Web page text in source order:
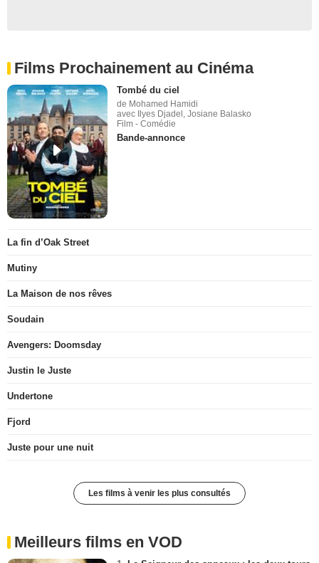
Films Prochainement au Cinéma
Tombé du ciel
de Mohamed Hamidi
avec Ilyes Djadel, Josiane Balasko
Film - Comédie
Bande-annonce
La fin d’Oak Street
Mutiny
La Maison de nos rêves
Soudain
Avengers: Doomsday
Justin le Juste
Undertone
Fjord
Juste pour une nuit
Les films à venir les plus consultés
Meilleurs films en VOD